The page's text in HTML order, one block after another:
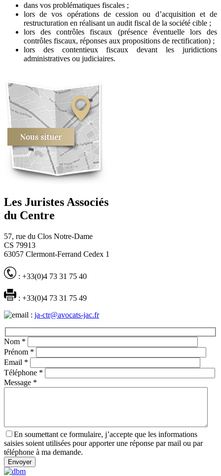
dans vos problématiques fiscales ;
lors de vos opérations de cession ou d’acquisition et de
restructuration en réalisant un audit fiscal de la société cible ;
lors des contrôles fiscaux (présence éventuelle lors des
contrôles fiscaux, réponses aux propositions de rectification) ;
lors des contentieux fiscaux devant les juridictions
administratives ou judiciaires.
Les Juristes Associés
du Centre
57, rue du Clos Notre-Dame
CS 79913
63057 Clermont-Ferrand Cedex 1
: +33(0)4 73 31 75 40
: +33(0)4 73 31 75 49
: ja-ctr@avocats-jac.fr
Nom *
Prénom *
Email *
Téléphone *
Message *
En soumettant ce formulaire, j’accepte que les informations
saisies soient utilisées pour apporter une réponse par mail ou par
téléphone à ma demande.